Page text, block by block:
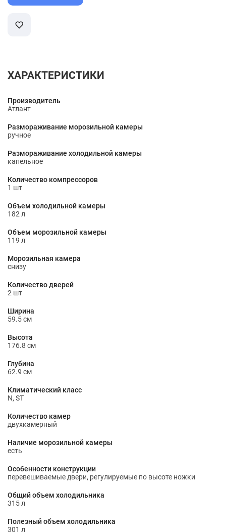
ХАРАКТЕРИСТИКИ
Производитель
Атлант
Размораживание морозильной камеры
ручное
Размораживание холодильной камеры
капельное
Количество компрессоров
1 шт
Объем холодильной камеры
182 л
Объем морозильной камеры
119 л
Морозильная камера
снизу
Количество дверей
2 шт
Ширина
59.5 см
Высота
176.8 см
Глубина
62.9 см
Климатический класс
N, ST
Количество камер
двухкамерный
Наличие морозильной камеры
есть
Особенности конструкции
перевешиваемые двери, регулируемые по высоте ножки
Общий объем холодильника
315 л
Полезный объем холодильника
301 л